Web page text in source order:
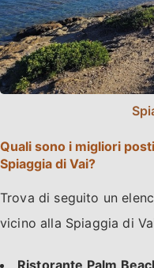
Quali sono i migliori
Spiaggia di Vai?
Trova di seguito un
vicino alla Spiaggia di
Ristorante Palm